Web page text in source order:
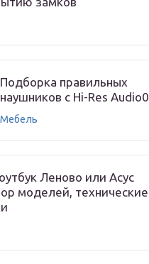
Подборка правильных
наушников с Hi-Res Audio0
Мебель
Леново или Асус
моделей, технические